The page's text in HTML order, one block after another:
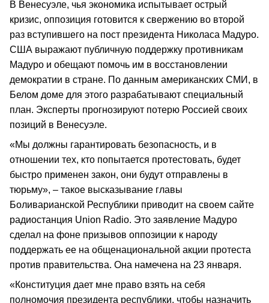
В Венесуэле, чья экономика испытывает острый
кризис, оппозиция готовится к свержению во второй
раз вступившего на пост президента Николаса Мадуро.
США выражают публичную поддержку противникам
Мадуро и обещают помочь им в восстановлении
демократии в стране. По данным американских СМИ, в
Белом доме для этого разрабатывают специальный
план. Эксперты прогнозируют потерю Россией своих
позиций в Венесуэле.
«Мы должны гарантировать безопасность, и в
отношении тех, кто попытается протестовать, будет
быстро применен закон, они будут отправлены в
тюрьму», – такое высказывание главы
Боливарианской Республики приводит на своем сайте
радиостанция Union Radio. Это заявление Мадуро
сделал на фоне призывов оппозиции к народу
поддержать ее на общенациональной акции протеста
против правительства. Она намечена на 23 января.
«Конституция дает мне право взять на себя
полномочия президента республики, чтобы назначить